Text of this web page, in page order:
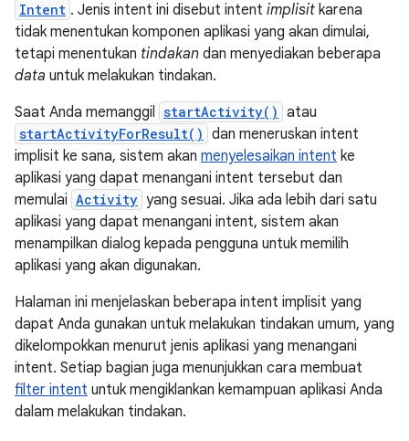
Intent . Jenis intent ini disebut intent implisit karena
tidak menentukan komponen aplikasi yang akan dimulai,
tetapi menentukan tindakan dan menyediakan beberapa
data untuk melakukan tindakan.
Saat Anda memanggil startActivity() atau
startActivityForResult() dan meneruskan intent
implisit ke sana, sistem akan menyelesaikan intent ke
aplikasi yang dapat menangani intent tersebut dan
memulai Activity yang sesuai. Jika ada lebih dari satu
aplikasi yang dapat menangani intent, sistem akan
menampilkan dialog kepada pengguna untuk memilih
aplikasi yang akan digunakan.
Halaman ini menjelaskan beberapa intent implisit yang
dapat Anda gunakan untuk melakukan tindakan umum, yang
dikelompokkan menurut jenis aplikasi yang menangani
intent. Setiap bagian juga menunjukkan cara membuat
filter intent untuk mengiklankan kemampuan aplikasi Anda
dalam melakukan tindakan.